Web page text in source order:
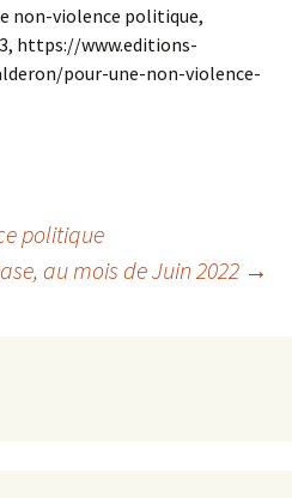
non-violence politique,
https://www.editions-
pour-une-non-violence-
politique
au mois de Juin 2022 →